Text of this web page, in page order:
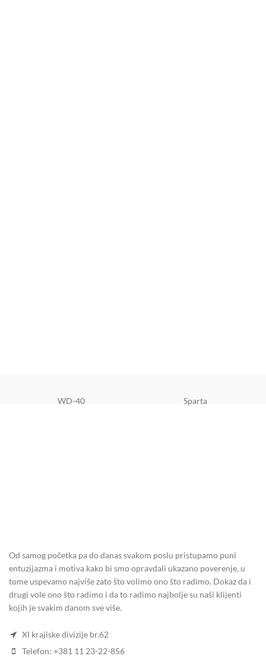
WD-40 Sparta
Od samog početka pa do danas svakom poslu pristupamo puni
entuzijazma i motiva kako bi smo opravdali ukazano poverenje, u
tome uspevamo najviše zato što volimo ono što radimo. Dokaz da i
drugi vole ono što radimo i da to radimo najbolje su naši klijenti
kojih je svakim danom sve više.
XI krajiske divizije br.62
Telefon: +381 11 23-22-856